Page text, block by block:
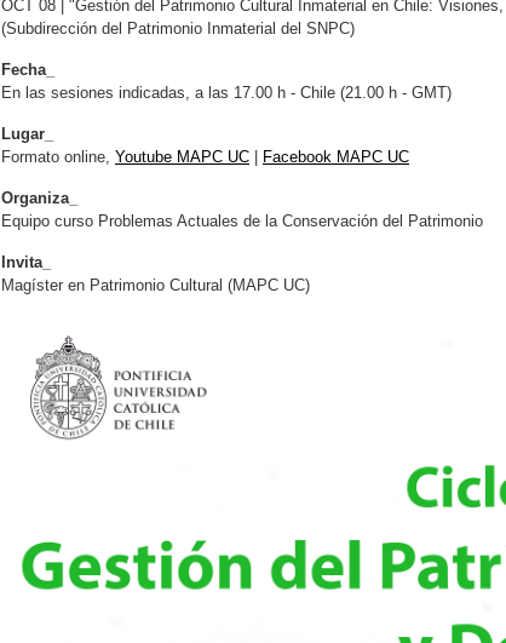
OCT 08 | "Gestión del Patrimonio Cultural Inmaterial en Chile:
(Subdirección del Patrimonio Inmaterial del SNPC)
Fecha_
En las sesiones indicadas, a las 17.00 h - Chile (21.00 h - GMT)
Lugar_
Formato online, Youtube MAPC UC Facebook MAPC UC
Organiza_
Equipo curso Problemas Actuales de la Conservación del Patrimonio
Invita_
Magíster en Patrimonio Cultural (MAPC UC)